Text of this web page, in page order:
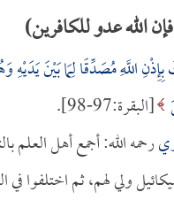
الله عدو للكافرين)
اللَّهِ مُصَدِّقًا لِمَا بَيْنَ
[البقرة:97-98].
رحمه الله: أجمع أهل العلم
ولي لهم، ثم اختلفوا